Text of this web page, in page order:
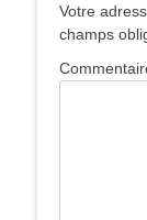
Votre
champs